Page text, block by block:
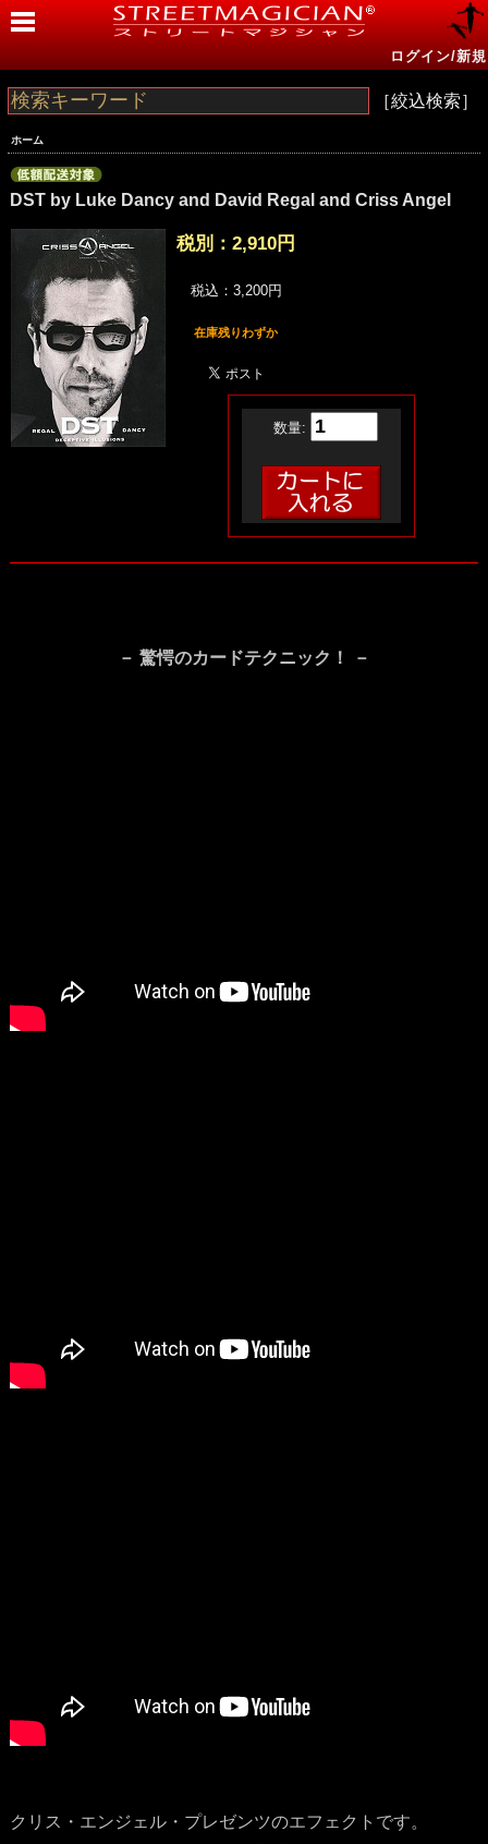
ログイン/新規
［絞込検索］
ホーム
DST by Luke Dancy and David Regal and Criss Angel
税別： 2,910円
税込：3,200円
在庫残りわずか
数量:
－ 驚愕のカードテクニック！ －
クリス・エンジェル・プレゼンツのエフェクトです。